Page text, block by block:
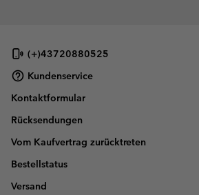
(+)43720880525
Kundenservice
Kontaktformular
Rücksendungen
Vom Kaufvertrag zurücktreten
Bestellstatus
Versand